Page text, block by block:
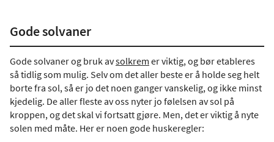
Gode solvaner
Gode solvaner og bruk avsolkrem er viktig, og bør etableres
så tidlig som mulig. Selv om det aller beste er å holde seg helt
borte fra sol, så er jo det noen ganger vanskelig, og ikke minst
kjedelig. De aller fleste av oss nyter jo følelsen av sol på
kroppen, og det skal vi fortsatt gjøre. Men, det er viktig å nyte
solen med måte. Her er noen gode huskeregler: